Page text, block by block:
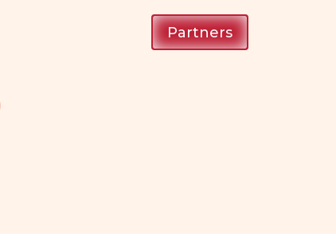
Partners